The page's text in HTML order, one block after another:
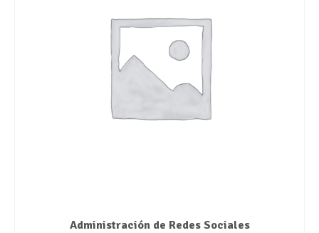
Administración de Redes Sociales